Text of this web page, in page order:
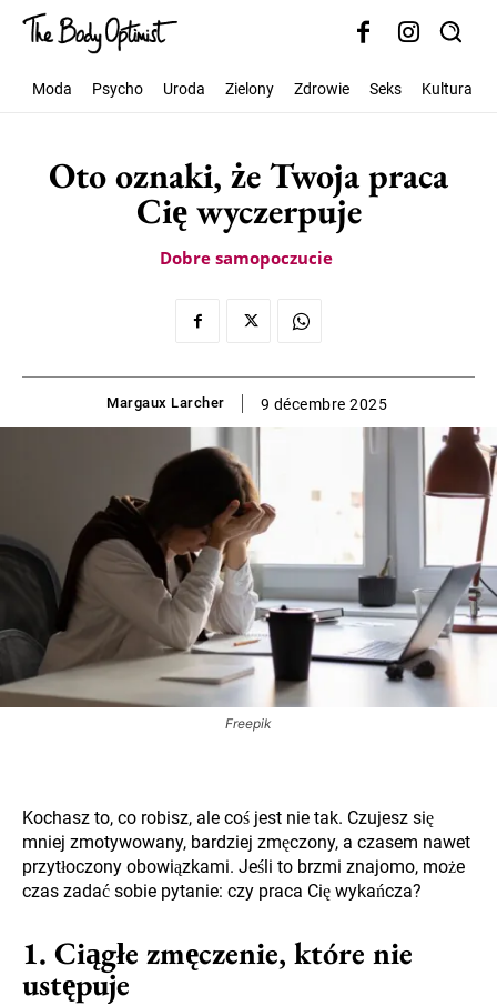
Moda Psycho Uroda Zielony Zdrowie Seks Kultura
Oto oznaki, że Twoja praca
Cię wyczerpuje
Dobre samopoczucie
Margaux Larcher 9 décembre 2025
Freepik
Kochasz to, co robisz, ale coś jest nie tak. Czujesz się
mniej zmotywowany, bardziej zmęczony, a czasem nawet
przytłoczony obowiązkami. Jeśli to brzmi znajomo, może
czas zadać sobie pytanie: czy praca Cię wykańcza?
1. Ciągłe zmęczenie, które nie
ustępuje